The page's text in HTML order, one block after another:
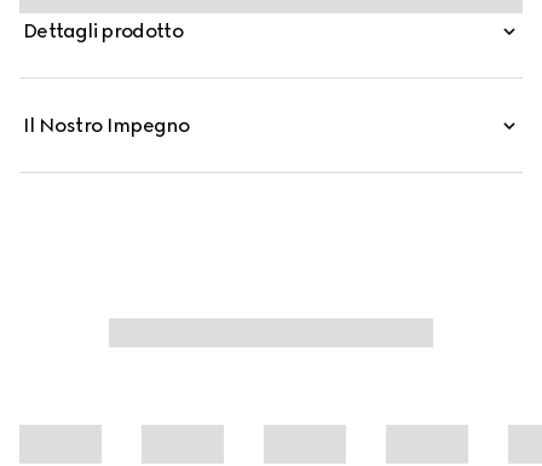
Gelsomino Corallo e Tuberosa si intrecciano, evocando
una sensualità elegante e senza tempo. Dal cuore della
note di Vaniglia. L'incontro di questi elementi crea un
Dettagli prodotto
Il Nostro Impegno